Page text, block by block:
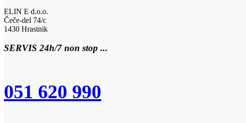
ELIN E d.o.o.
Čeče-del 74/c
1430 Hrastnik
SERVIS 24h/7 non stop ...
051 620 990